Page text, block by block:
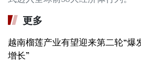
更多
越南榴莲产业有望迎来第二轮“爆
增长”